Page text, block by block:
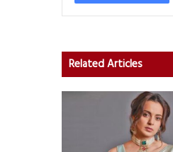
Related Articles